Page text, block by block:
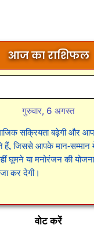
आज का राशिफल
गुरुवार, 6 अगस्त
सक्रियता बढ़ेगी और आप
जिससे आपके मान-सम्मान में
घूमने या मनोरंजन की
कर देगी।
वोट करें